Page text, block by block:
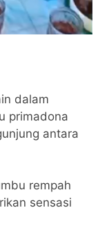
dalam
primadona
antara
rempah
sensasi